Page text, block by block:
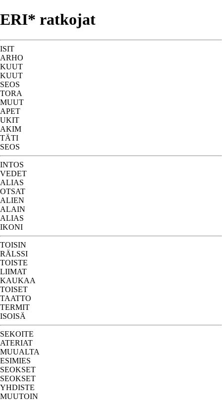
ERI* ratkojat
ISIT
ARHO
KUUT
KUUT
SEOS
TORA
MUUT
APET
UKIT
AKIM
TÄTI
SEOS
INTOS
VEDET
ALIAS
OTSAT
ALIEN
ALAIN
ALIAS
IKONI
TOISIN
RÄLSSI
TOISTE
LIIMAT
KAUKAA
TOISET
TAATTO
TERMIT
ISOISÄ
SEKOITE
ATERIAT
MUUALTA
ESIMIES
SEOKSET
SEOKSET
YHDISTE
MUUTOIN